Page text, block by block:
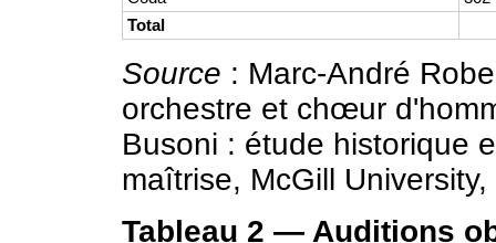
Total
Source : Marc-André
orchestre et chœur
Busoni : étude historique
maîtrise, McGill
Tableau 2 — Auditions